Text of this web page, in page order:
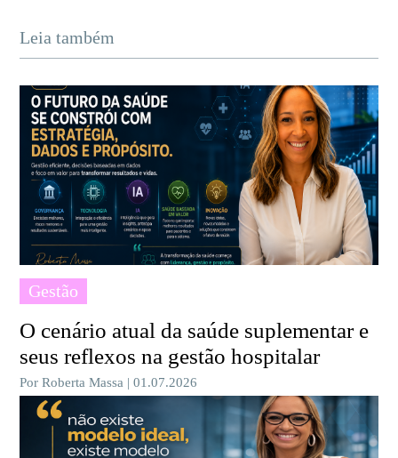
Leia também
Gestão
O cenário atual da saúde suplementar e
seus reflexos na gestão hospitalar
Por Roberta Massa | 01.07.2026